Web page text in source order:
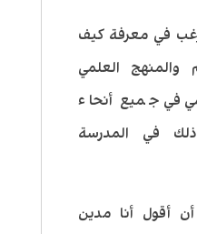
في معرفة كيف
والمنهج العلمي
في جميع أنحاء
في المدرسة
أقول أنا مدين